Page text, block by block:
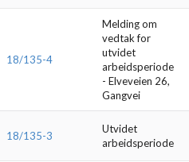
18/135-4
Melding om
vedtak for
utvidet
arbeidsperiode
- Elveveien 26,
Gangvei
18/135-3
Utvidet
arbeidsperiode